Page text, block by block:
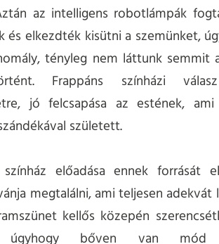
az intelligens robotlámpák
és elkezdték kisütni a szemünket,
tényleg nem láttunk semmit
Frappáns színházi
jó felcsapása az estének,
született.
előadása ennek forrását
megtalálni, ami teljesen adekvát
kellős közepén
úgyhogy bőven van